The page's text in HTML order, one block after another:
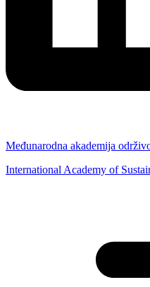
Međunarodna akademija
International Academy of